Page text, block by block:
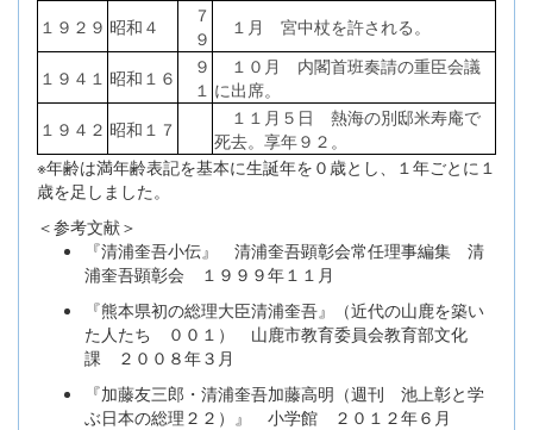
１９２９ 昭和４
７
９
１月 宮中杖を許される。
１９４１ 昭和１６
９
１
１０月 内閣首班奏請の重臣会議
に出席。
１９４２ 昭和１７
１１月５日 熱海の別邸米寿庵で
死去。享年９２。
※年齢は満年齢表記を基本に生誕年を０歳とし、１年ごとに１
歳を足しました。
＜参考文献＞
『清浦奎吾小伝』 清浦奎吾顕彰会常任理事編集 清
浦奎吾顕彰会 １９９９年１１月
『熊本県初の総理大臣清浦奎吾』（近代の山鹿を築い
た人たち ００１） 山鹿市教育委員会教育部文化
課 ２００８年３月
『加藤友三郎・清浦奎吾加藤高明（週刊 池上彰と学
ぶ日本の総理２２）』 小学館 ２０１２年６月